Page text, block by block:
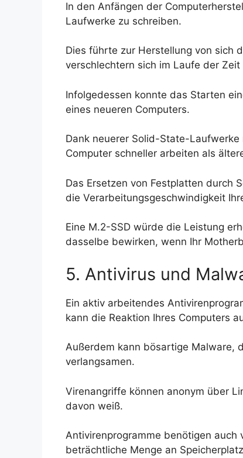
In den Anfängen der
Laufwerke zu schreiben.
Dies führte zur Herstellung von sich
verschlechtern sich im Laufe der
Infolgedessen konnte das Starten
eines neueren Computers.
Dank neuerer Solid-State-
Computer schneller arbeiten als
Das Ersetzen von Festplatten durch
die Verarbeitungsgeschwindigkeit
Eine M.2-SSD würde die Leistung
dasselbe bewirken, wenn Ihr
5. Antivirus und
Ein aktiv arbeitendes
kann die Reaktion Ihres Computers
Außerdem kann bösartige Malware,
verlangsamen.
Virenangriffe können anonym über
davon weiß.
Antivirenprogramme benötigen auch
beträchtliche Menge an